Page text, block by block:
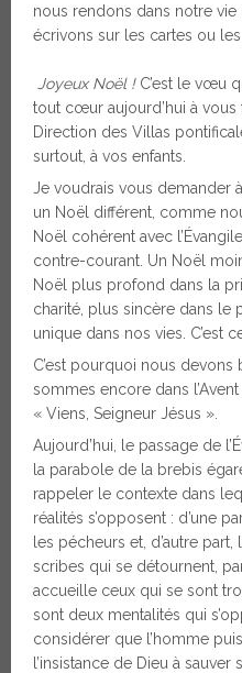
nous rendons dans notre vie
écrivons sur les cartes ou
Joyeux Noël ! C’est le vœu
tout cœur aujourd’hui à
Direction des Villas
surtout, à vos enfants.
Je voudrais vous demander
un Noël différent, comme
Noël cohérent avec
contre-courant. Un Noël
Noël plus profond dans la
charité, plus sincère dans le
unique dans nos vies. C’est
C’est pourquoi nous devons
sommes encore dans
« Viens, Seigneur Jésus ».
Aujourd’hui, le passage de
la parabole de la brebis
rappeler le contexte dans
réalités s’opposent : d’une
les pécheurs et, d’autre
scribes qui se détournent,
accueille ceux qui se sont
sont deux mentalités qui
considérer que l’homme
l’insistance de Dieu à